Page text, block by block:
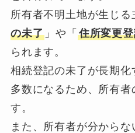
所有者不明土地が生じる
の未了 」や「 住所変更
られます。
相続登記の未了が長期
多数になるため、所有者
す。
また、所有者が分から